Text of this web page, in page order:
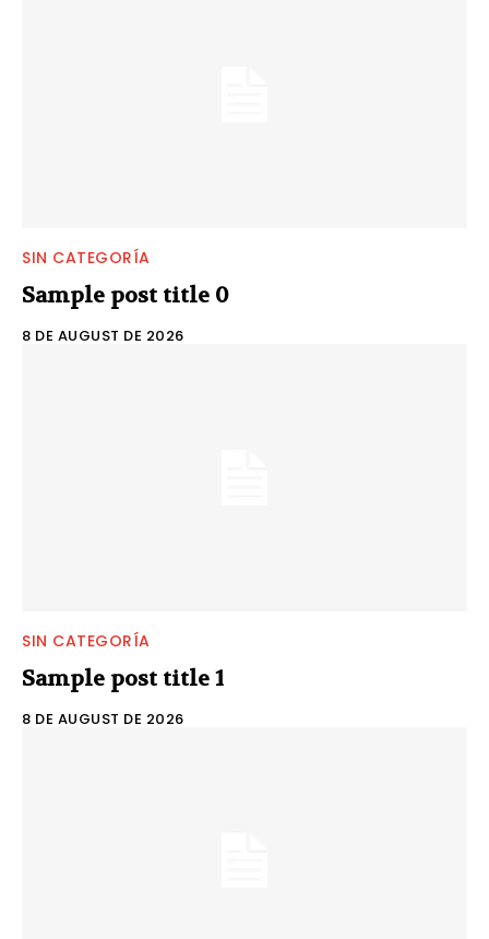
No te pierdas de las
últimas noticias
Suscríbete a nuestro boletín diario y
SIN CATEGORÍA
Sample post title 0
8 DE AUGUST DE 2026
SIN CATEGORÍA
Sample post title 1
8 DE AUGUST DE 2026